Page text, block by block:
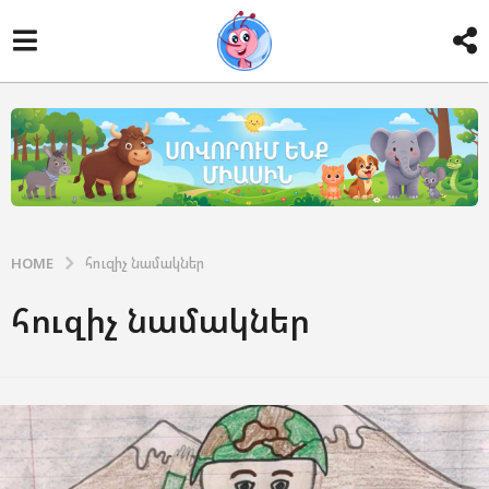
HOME հուզիչ նամակներ
հուզիչ նամակներ